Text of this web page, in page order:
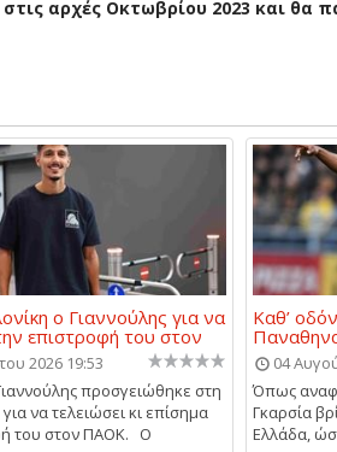
αρχές Οκτωβρίου 2023 και θα
ο Γιαννούλης για να
επιστροφή του στον
2026 19:53
προσγειώθηκε στη
να τελειώσει κι επίσημα
του στον ΠΑΟΚ. Ο
Καθ’
04
Όπως
Γκαρσία
Ελλάδα,